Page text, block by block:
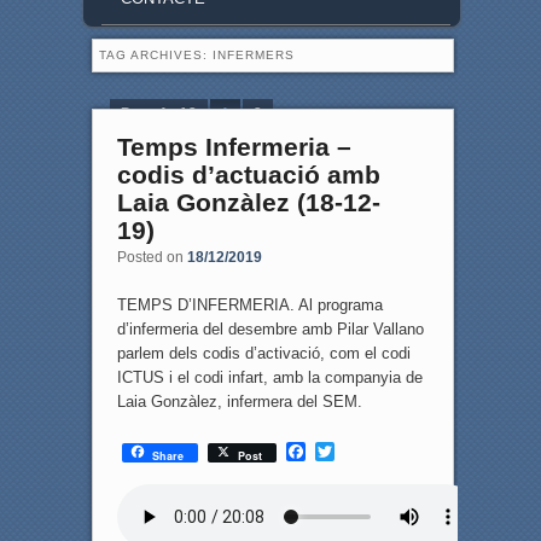
TAG ARCHIVES: INFERMERS
Page 1 of 2 1 2
Temps Infermeria –
codis d’actuació amb
Laia Gonzàlez (18-12-
19)
Posted on 18/12/2019
TEMPS D’INFERMERIA. Al programa
d’infermeria del desembre amb Pilar Vallano
parlem dels codis d’activació, com el codi
ICTUS i el codi infart, amb la companyia de
Laia Gonzàlez, infermera del SEM.
Share Post
F
T